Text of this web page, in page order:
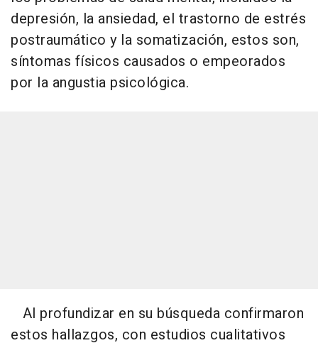
depresión, la ansiedad, el trastorno de estrés
postraumático y la somatización, estos son,
síntomas físicos causados o empeorados
por la angustia psicológica.
Al profundizar en su búsqueda confirmaron
estos hallazgos, con estudios cualitativos